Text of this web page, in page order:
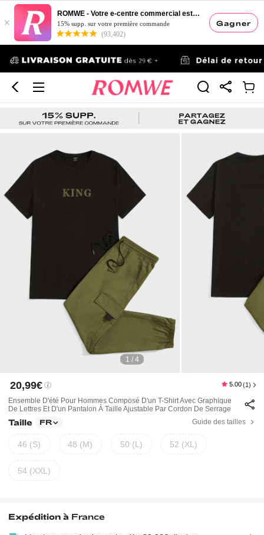
Gagner
×
ROMWE - Votre e-centre commercial esthétique
15% supp. sur votre première commande
(93,402)
1 / 4
20,99€ 5.00 (1)
Ensemble D'été Pour Hommes Composé D'un T-Shirt Avec Graphique
De Lettres Et D'un Pantalon À Taille Ajustable Par Cordon De Serrage
Taille FR Guide des tailles
46 (S) 48 (M) 50 (L) 52 (XL)
54 (XXL)
Expédition à France